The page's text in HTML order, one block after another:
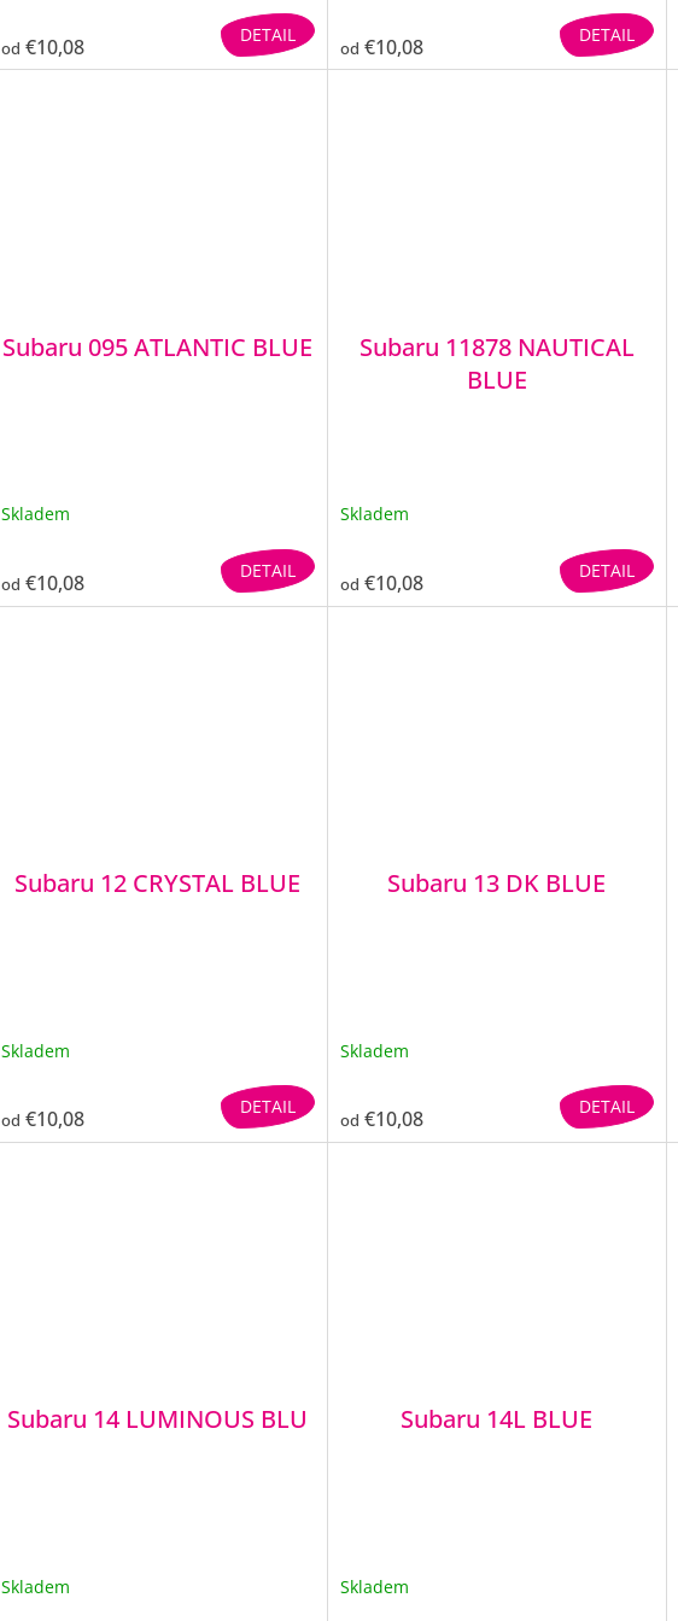
od €10,08 DETAIL
od €10,08 DETAIL
Subaru 095 ATLANTIC BLUE
Skladem
od €10,08 DETAIL
Subaru 11878 NAUTICAL
BLUE
Skladem
od €10,08 DETAIL
Subaru 12 CRYSTAL BLUE
Skladem
od €10,08 DETAIL
Subaru 13 DK BLUE
Skladem
od €10,08 DETAIL
Subaru 14 LUMINOUS BLU
Skladem
Subaru 14L BLUE
Skladem